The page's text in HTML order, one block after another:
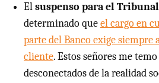
Elsuspenso para el
determinado queel cargo en
parte del Banco exige siempre
cliente. Estos señores me
desconectados de la realidad